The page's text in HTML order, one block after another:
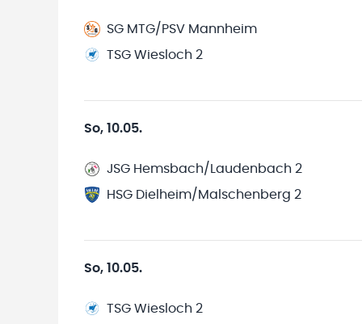
SG MTG/PSV Mannheim
TSG Wiesloch 2
So, 10.05.
JSG Hemsbach/Laudenbach 2
HSG Dielheim/Malschenberg 2
So, 10.05.
TSG Wiesloch 2